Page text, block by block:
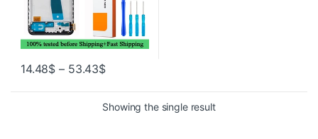
14.48$ – 53.43$
Showing the single result